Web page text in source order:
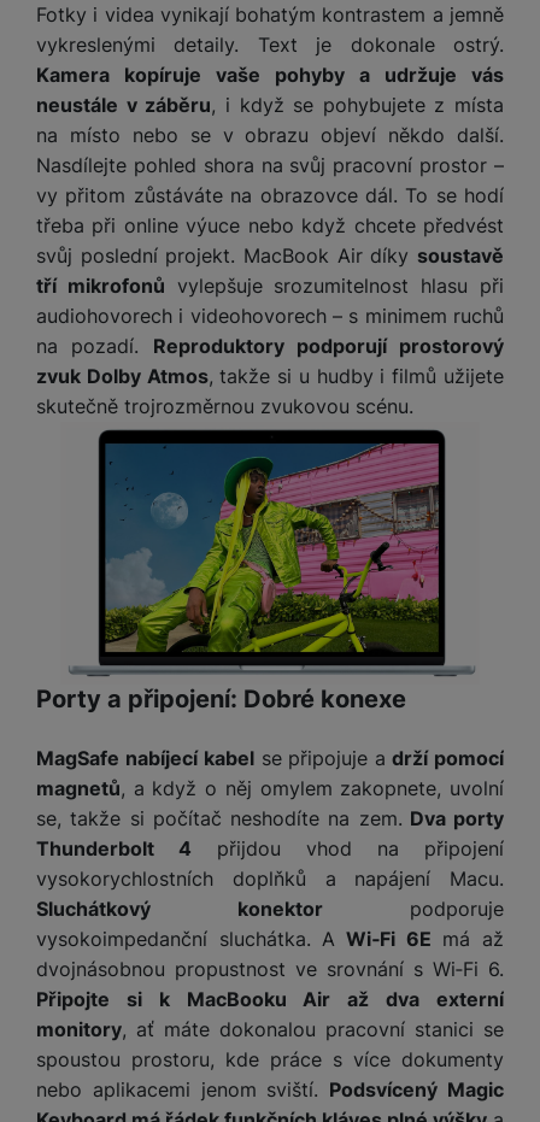
Fotky i videa vynikají bohatým kontrastem a jemně
vykreslenými detaily. Text je dokonale ostrý.
Kamera kopíruje vaše pohyby a udržuje vás
neustále v záběru, i když se pohybujete z místa
na místo nebo se v obrazu objeví někdo další.
Nasdílejte pohled shora na svůj pracovní prostor –
vy přitom zůstáváte na obrazovce dál. To se hodí
třeba při online výuce nebo když chcete předvést
svůj poslední projekt. MacBook Air díky soustavě
tří mikrofonů vylepšuje srozumitelnost hlasu při
audiohovorech i videohovorech – s minimem ruchů
na pozadí. Reproduktory podporují prostorový
zvuk Dolby Atmos, takže si u hudby i filmů užijete
skutečně trojrozměrnou zvukovou scénu.
Porty a připojení: Dobré konexe
MagSafe nabíjecí kabelse připojuje a drží pomocí
magnetů, a když o něj omylem zakopnete, uvolní
se, takže si počítač neshodíte na zem. Dva porty
Thunderbolt 4 přijdou vhod na připojení
vysokorychlostních doplňků a napájení Macu.
Sluchátkový konektorpodporuje
vysokoimpedanční sluchátka. A Wi‑Fi 6E má až
dvojnásobnou propustnost ve srovnání s Wi‑Fi 6.
Připojte si k MacBooku Air až dva externí
monitory, ať máte dokonalou pracovní stanici se
spoustou prostoru, kde práce s více dokumenty
nebo aplikacemi jenom sviští. Podsvícený Magic